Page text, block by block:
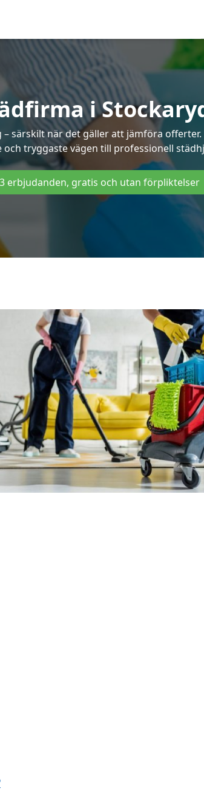
i
särskilt när det gäller att jämföra
tryggaste vägen till professionell
erbjudanden, gratis och utan förpliktelser